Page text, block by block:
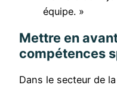
équipe. »
Mettre en
compétences
Dans le secteur de